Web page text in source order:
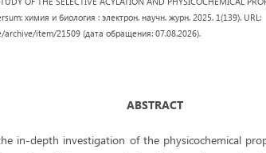
химия и биология : электрон. научн. журн. 2025. 1(139). URL:
item/21509 (дата обращения: 07.08.2026).
ABSTRACT
in-depth investigation of the physicochemical